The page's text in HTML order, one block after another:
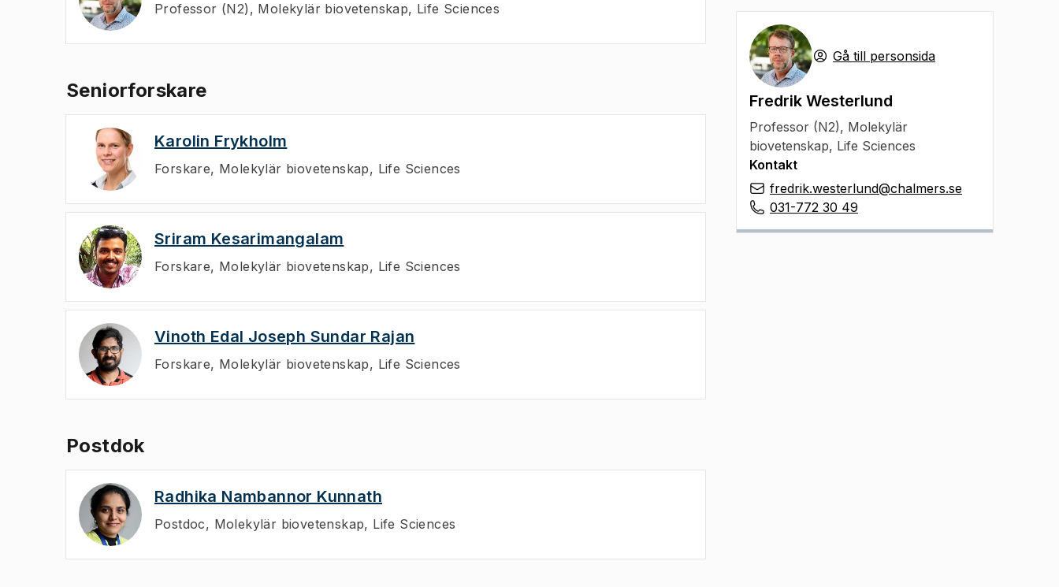
Professor (N2) , Molekylär biovetenskap, Life Sciences
Seniorforskare
Karolin Frykholm
Forskare, Molekylär biovetenskap, Life Sciences
Sriram Kesarimangalam
Forskare, Molekylär biovetenskap, Life Sciences
Vinoth Edal Joseph Sundar Rajan
Forskare, Molekylär biovetenskap, Life Sciences
Postdok
Radhika Nambannor Kunnath
Postdoc, Molekylär biovetenskap, Life Sciences
Gå till personsida
Fredrik Westerlund
Professor (N2), Molekylär
biovetenskap, Life Sciences
Kontakt
fredrik.westerlund@chalmers.se
031-772 30 49